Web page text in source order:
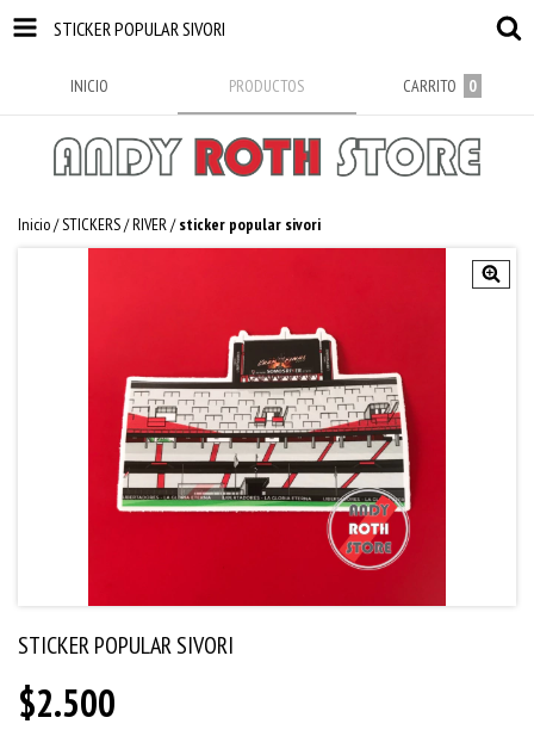
STICKER POPULAR SIVORI
INICIO PRODUCTOS CARRITO 0
Inicio/STICKERS/RIVER/ sticker popular sivori
STICKER POPULAR SIVORI
$2.500